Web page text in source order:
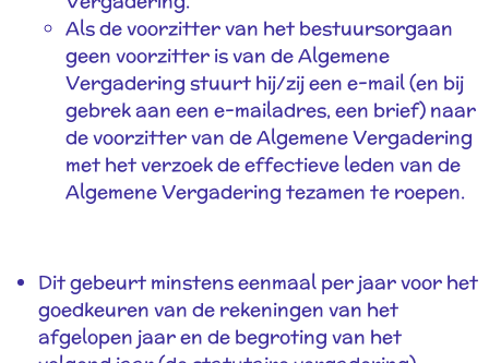
Als de voorzitter van het bestuursorgaan
geen voorzitter is van de Algemene
Vergadering stuurt hij/zij een e-mail (en bij
gebrek aan een e-mailadres, een brief) naar
de voorzitter van de Algemene Vergadering
met het verzoek de effectieve leden van de
Algemene Vergadering tezamen te roepen.
Dit gebeurt minstens eenmaal per jaar voor het
goedkeuren van de rekeningen van het
afgelopen jaar en de begroting van het